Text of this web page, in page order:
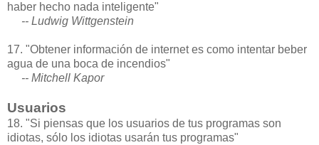
haber hecho nada inteligente"
-- Ludwig Wittgenstein
17. "Obtener información de internet es como intentar beber
agua de una boca de incendios"
-- Mitchell Kapor
Usuarios
18. "Si piensas que los usuarios de tus programas son
idiotas, sólo los idiotas usarán tus programas"